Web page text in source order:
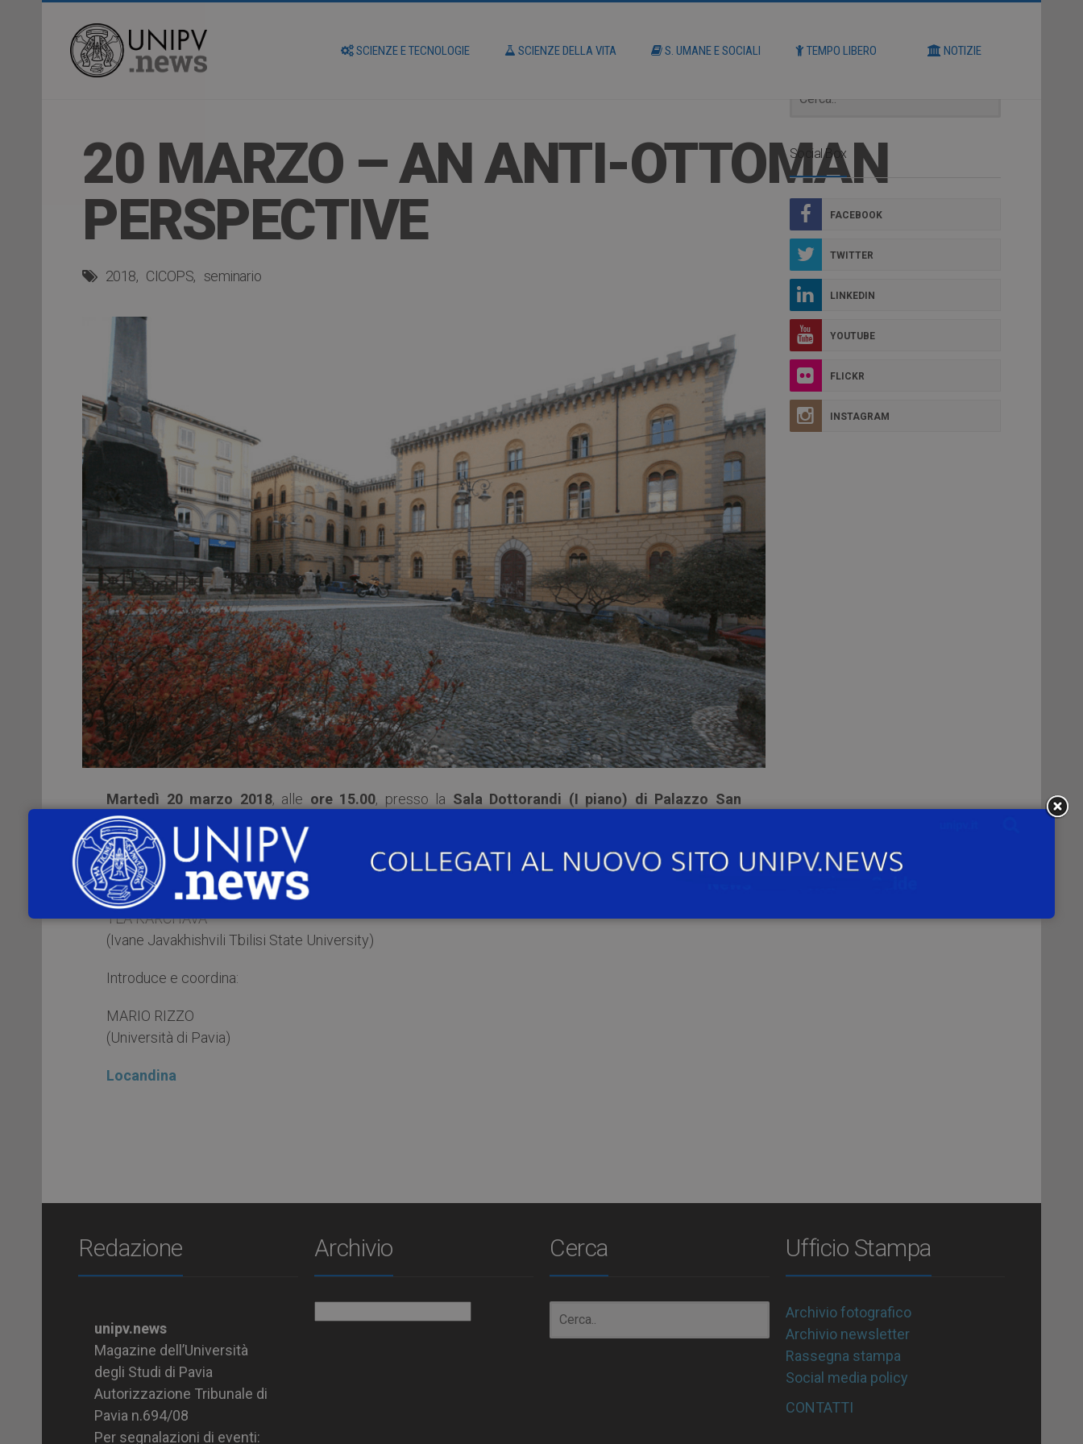
SCIENZE E TECNOLOGIE SCIENZE DELLA VITA S. UMANE E SOCIALI TEMPO LIBERO NOTIZIE
20 MARZO – AN ANTI-OTTOMAN
PERSPECTIVE
2018 CICOPS seminario
Martedì 20 marzo 2018, alle ore 15.00, presso la Sala Dottorandi (I piano) di Palazzo San
Tommaso
in the Context of European-Persian Relations in the 16th Century”
Interviene:
TEA KARCHAVA
(Ivane Javakhishvili Tbilisi State University)
Introduce e coordina:
MARIO RIZZO
(Università di Pavia)
Locandina
Social Box
FACEBOOK
TWITTER
LINKEDIN
YOUTUBE
FLICKR
INSTAGRAM
Redazione
unipv.news
Magazine dell’Università
degli Studi di Pavia
Autorizzazione Tribunale di
Pavia n.694/08
Per segnalazioni di eventi:
Archivio Cerca Ufficio Stampa
Archivio fotografico
Archivio newsletter
Rassegna stampa
Social media policy
CONTATTI